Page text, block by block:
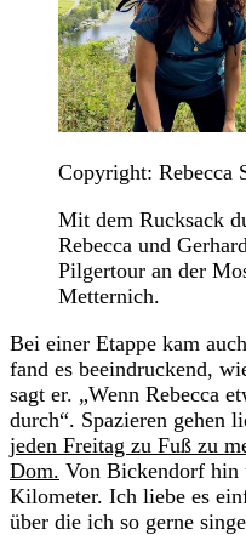
Copyright: Rebecca
Mit dem Rucksack
Rebecca und
Pilgertour an der
Metternich.
Bei einer Etappe kam
fand es beeindruckend,
sagt er. „Wenn Rebecca
durch“. Spazieren gehen
jeden Freitag zu Fuß zu
Dom. Von Bickendorf hin
Kilometer. Ich liebe es
über die ich so gerne